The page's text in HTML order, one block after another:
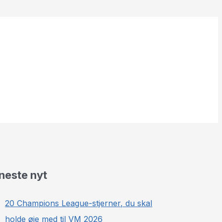
nyt
20 Champions League-stjerner, du skal
holde øje med til VM 2026